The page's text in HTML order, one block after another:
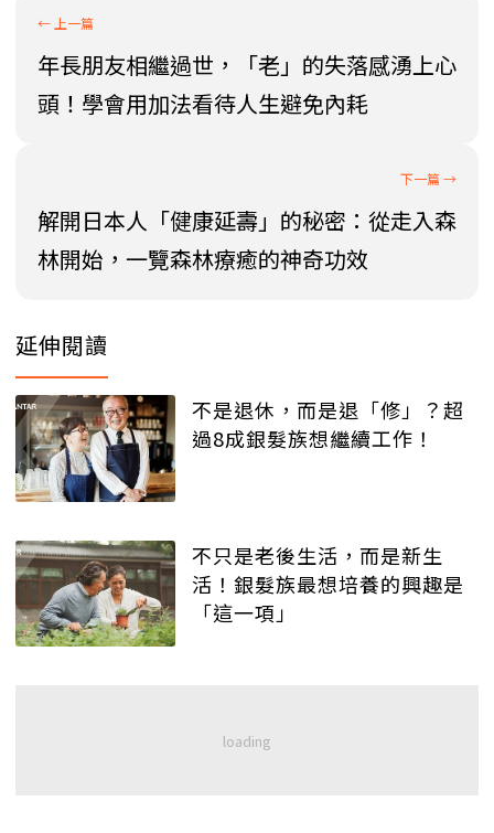
年長朋友相繼過世，「老」的失落感湧上心
頭！學會用加法看待人生避免內耗
解開日本人「健康延壽」的秘密：從走入森
林開始，一覽森林療癒的神奇功效
延伸閱讀
不是退休，而是退「修」？超
過8成銀髮族想繼續工作！
不只是老後生活，而是新生
活！銀髮族最想培養的興趣是
「這一項」